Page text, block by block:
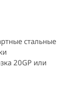
стальные
20GP или